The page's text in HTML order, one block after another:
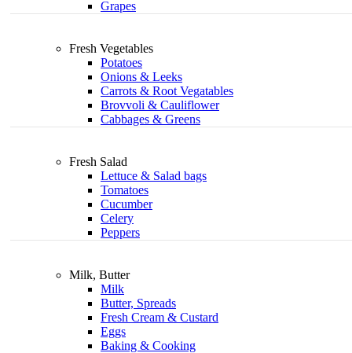
Grapes
Fresh Vegetables
Potatoes
Onions & Leeks
Carrots & Root Vegatables
Brovvoli & Cauliflower
Cabbages & Greens
Fresh Salad
Lettuce & Salad bags
Tomatoes
Cucumber
Celery
Peppers
Milk, Butter
Milk
Butter, Spreads
Fresh Cream & Custard
Eggs
Baking & Cooking